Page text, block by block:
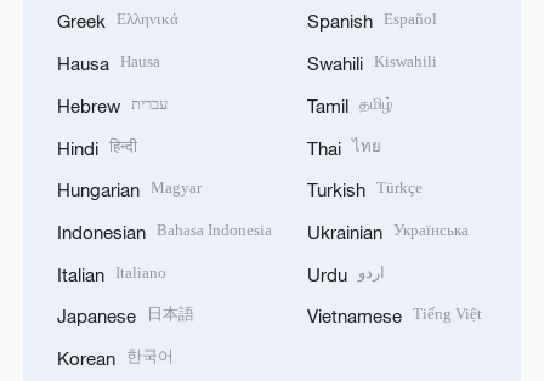
Greek Ελληνικά
Hausa Hausa
Hebrew עברית
Hindi हिन्दी
Hungarian Magyar
Indonesian Bahasa Indonesia
Italian Italiano
Japanese 日本語
Korean 한국어
Spanish Español
Swahili Kiswahili
Tamil தமிழ்
Thai ไทย
Turkish Türkçe
Ukrainian Українська
Urdu اردو
Vietnamese Tiếng Việt